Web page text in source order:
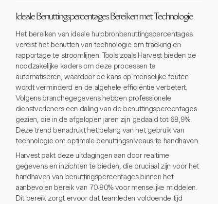
Ideale Benuttingspercentages Bereiken met Technologie
Het bereiken van ideale hulpbronbenuttingspercentages
vereist het benutten van technologie om tracking en
rapportage te stroomlijnen. Tools zoals Harvest bieden de
noodzakelijke kaders om deze processen te
automatiseren, waardoor de kans op menselijke fouten
wordt verminderd en de algehele efficiëntie verbetert.
Volgens branchegegevens hebben professionele
dienstverleners een daling van de benuttingspercentages
gezien, die in de afgelopen jaren zijn gedaald tot 68,9%.
Deze trend benadrukt het belang van het gebruik van
technologie om optimale benuttingsniveaus te handhaven.
Harvest pakt deze uitdagingen aan door realtime
gegevens en inzichten te bieden, die cruciaal zijn voor het
handhaven van benuttingspercentages binnen het
aanbevolen bereik van 70-80% voor menselijke middelen.
Dit bereik zorgt ervoor dat teamleden voldoende tijd